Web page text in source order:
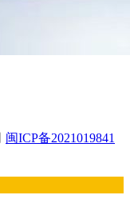
闽ICP备2021019841